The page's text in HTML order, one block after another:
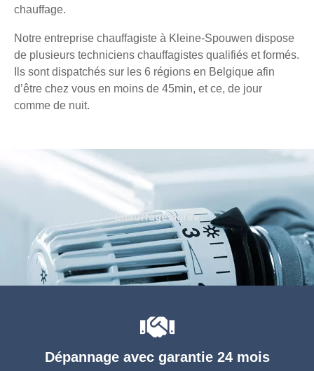
chauffage.
Notre entreprise chauffagiste à Kleine-Spouwen dispose
de plusieurs techniciens chauffagistes qualifiés et formés.
Ils sont dispatchés sur les 6 régions en Belgique afin
d’être chez vous en moins de 45min, et ce, de jour
comme de nuit.
Dépannage avec garantie 24 mois
Chauffage agréé